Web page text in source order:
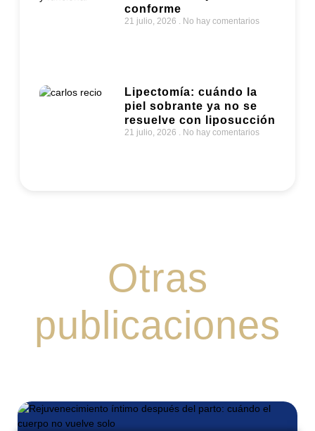
nariz no te dejó
conforme
Lipectomía: cuándo la
piel sobrante ya no se
resuelve con liposucción
Otras
publicaciones